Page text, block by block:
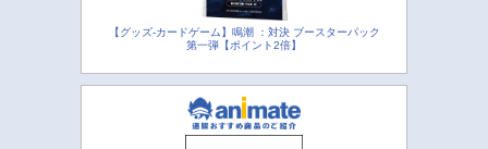
【グッズ-カードゲーム】鳴潮 ：対決 ブースターパック
第一弾【ポイント2倍】